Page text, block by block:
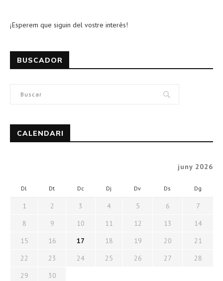
¡Esperem que siguin del vostre interès!
BUSCADOR
CALENDARI
juny 2026
Dl Dt Dc Dj Dv Ds Dg
1 2 3 4 5 6
7
8
9 10 11 12 13
14
15
16 17 18 19 20
21
22
23 24 25 26 27
28
29
30